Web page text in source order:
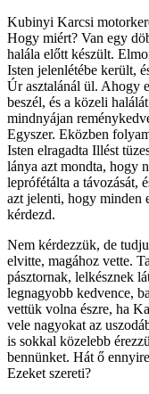
Kubinyi Karcsi
Hogy miért? Van egy
halála előtt készült.
Isten jelenlétébe került,
Úr asztalánál ül. Ahogy
beszél, és a közeli
mindnyájan
Egyszer. Eközben
Isten elragadta Illést
lánya azt mondta, hogy
leprófétálta a távozását,
azt jelenti, hogy minden
kérdezd.
Nem kérdezzük, de
elvitte, magához vette.
pásztornak, lelkésznek
legnagyobb kedvence,
vettük volna észre, ha
vele nagyokat az
is sokkal közelebb
bennünket. Hát ő
Ezeket szereti?